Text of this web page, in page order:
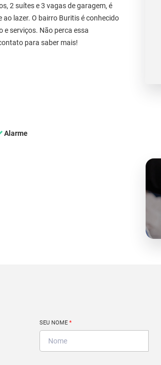
2 suítes e 3 vagas de garagem, é
lazer. O bairro Buritis é conhecido
serviços. Não perca essa
para saber mais!
Alarme
SEU NOME *